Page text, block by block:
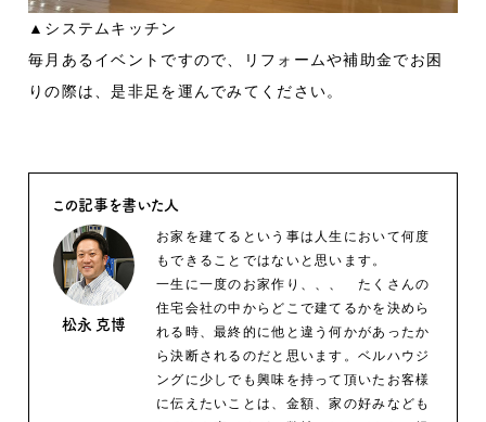
▲システムキッチン
毎月あるイベントですので、リフォームや補助金でお困
りの際は、是非足を運んでみてください。
この記事を書いた人
松永 克博
お家を建てるという事は人生において何度
もできることではないと思います。
一生に一度のお家作り、、、 たくさんの
住宅会社の中からどこで建てるかを決めら
れる時、最終的に他と違う何かがあったか
ら決断されるのだと思います。ベルハウジ
ングに少しでも興味を持って頂いたお客様
に伝えたいことは、金額、家の好みなども